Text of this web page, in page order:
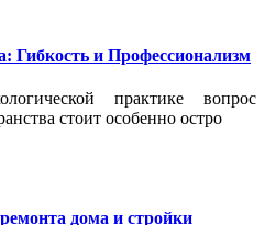
Гибкость и Профессионализм
практике вопрос
стоит особенно остро
дома и стройки